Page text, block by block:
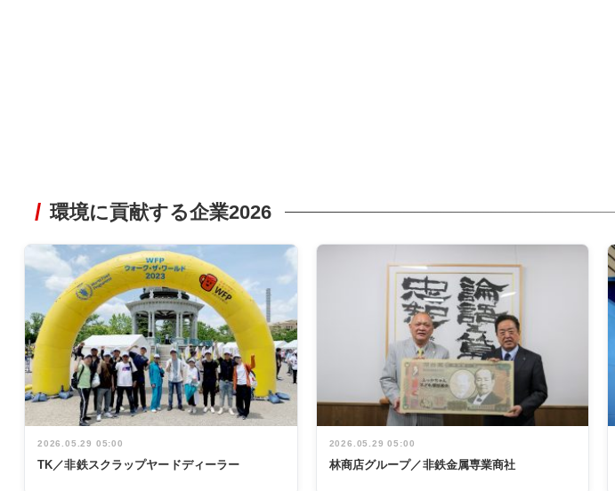
環境に貢献する企業2026
2026.05.29 05:00
TK／非鉄スクラップヤードディーラー
2026.05.29 05:00
林商店グループ／非鉄金属専業商社